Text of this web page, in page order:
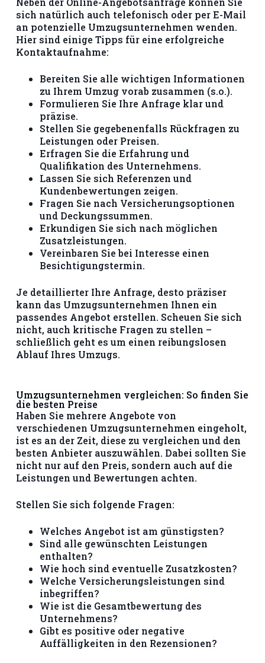
sich natürlich auch telefonisch oder per E-Mail
an potenzielle Umzugsunternehmen wenden.
Hier sind einige Tipps für eine erfolgreiche
Kontaktaufnahme:
Bereiten Sie alle wichtigen Informationen
zu Ihrem Umzug vorab zusammen (s.o.).
Formulieren Sie Ihre Anfrage klar und
präzise.
Stellen Sie gegebenenfalls Rückfragen zu
Leistungen oder Preisen.
Erfragen Sie die Erfahrung und
Qualifikation des Unternehmens.
Lassen Sie sich Referenzen und
Kundenbewertungen zeigen.
Fragen Sie nach Versicherungsoptionen
und Deckungssummen.
Erkundigen Sie sich nach möglichen
Zusatzleistungen.
Vereinbaren Sie bei Interesse einen
Besichtigungstermin.
Je detaillierter Ihre Anfrage, desto präziser
kann das Umzugsunternehmen Ihnen ein
passendes Angebot erstellen. Scheuen Sie sich
nicht, auch kritische Fragen zu stellen –
schließlich geht es um einen reibungslosen
Ablauf Ihres Umzugs.
Umzugsunternehmen vergleichen: So finden Sie
die besten Preise
Haben Sie mehrere Angebote von
verschiedenen Umzugsunternehmen eingeholt,
ist es an der Zeit, diese zu vergleichen und den
besten Anbieter auszuwählen. Dabei sollten Sie
nicht nur auf den Preis, sondern auch auf die
Leistungen und Bewertungen achten.
Stellen Sie sich folgende Fragen:
Welches Angebot ist am günstigsten?
Sind alle gewünschten Leistungen
enthalten?
Wie hoch sind eventuelle Zusatzkosten?
Welche Versicherungsleistungen sind
inbegriffen?
Wie ist die Gesamtbewertung des
Unternehmens?
Gibt es positive oder negative
Auffälligkeiten in den Rezensionen?